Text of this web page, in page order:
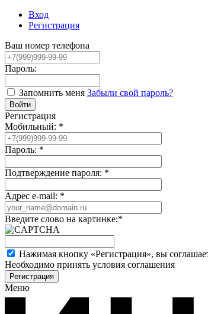
Вход
Регистрация
Ваш номер телефона
Пароль:
Запомнить меня Забыли свой пароль?
Регистрация
Мобильный: *
Пароль: *
Подтверждение пароля: *
Адрес e-mail: *
Введите слово на картинке:*
Нажимая кнопку «Регистрация», вы
Необходимо принять условия соглашения
Меню